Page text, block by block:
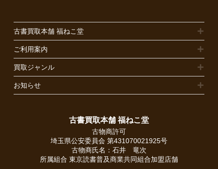
古書買取本舗 福ねこ堂
ご利用案内
買取ジャンル
お知らせ
古書買取本舗 福ねこ堂
古物商許可
埼玉県公安委員会 第431070021925号
古物商氏名：石井 竜次
所属組合 東京読書普及商業共同組合加盟店舗